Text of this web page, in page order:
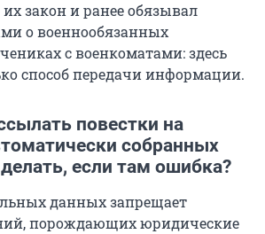
закон и ранее обязывал
о военнообязанных
с военкоматами: здесь
способ передачи информации.
повестки на
собранных
если там ошибка?
данных запрещает
порождающих юридические